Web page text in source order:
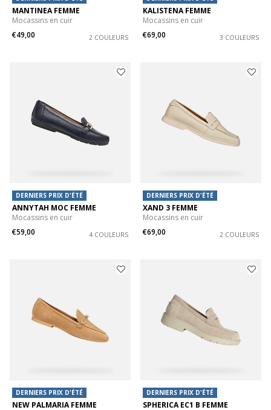
MANTINEA FEMME
Mocassins en cuir
€49,00
2 COULEURS
KALISTENA FEMME
Mocassins en cuir
€69,00
3 COULEURS
DERNIERS PRIX D'ÉTÉ
ANNYTAH MOC FEMME
Mocassins en cuir
€59,00
4 COULEURS
DERNIERS PRIX D'ÉTÉ
XAND 3 FEMME
Mocassins en cuir
€69,00
2 COULEURS
DERNIERS PRIX D'ÉTÉ
NEW PALMARIA FEMME
DERNIERS PRIX D'ÉTÉ
SPHERICA EC1 B FEMME